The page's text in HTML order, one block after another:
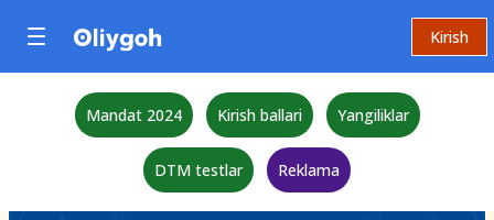
Kirish
Mandat 2024 Kirish ballari Yangiliklar
DTM testlar Reklama